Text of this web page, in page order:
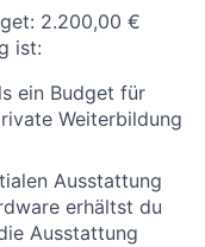
2.200,00 €
ist:
ein Budget für
Weiterbildung
Ausstattung
erhältst du
Ausstattung